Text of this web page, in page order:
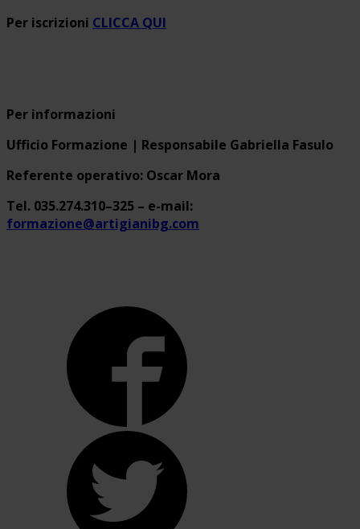
Per iscrizioni CLICCA QUI
Per informazioni
Ufficio Formazione | Responsabile Gabriella Fasulo
Referente operativo: Oscar Mora
Tel. 035.274.310–325 – e-mail:
formazione@artigianibg.com